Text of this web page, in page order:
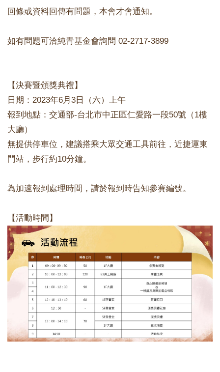
回條或資料回傳有問題，本會才會通知。
如有問題可洽純青基金會詢問 02-2717-3899
【決賽暨頒獎典禮】
日期：2023年6月3日（六）上午
報到地點：交通部-台北市中正區仁愛路一段50號（1樓
大廳）
無提供停車位，建議搭乘大眾交通工具前往，近捷運東
門站，步行約10分鐘。
為加速報到處理時間，請於報到時告知參賽編號。
【活動時間】